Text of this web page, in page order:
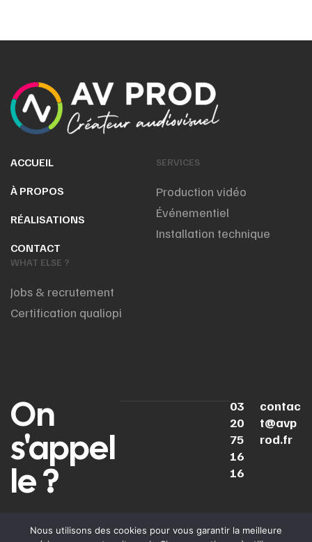
ACCUEIL
À PROPOS
RÉALISATIONS
CONTACT
SERVICES
Production vidéo
Événementiel
Installation technique
WHAT ELSE ?
Jobs & recrutement
Certification qualiopi
On
s'appel
le ?
03
20
75
16
16
contac
t@avp
rod.fr
LINKEDIN INSTAGRAMYOUTUBETIKTOK
Nous utilisons des cookies pour vous garantir la meilleure